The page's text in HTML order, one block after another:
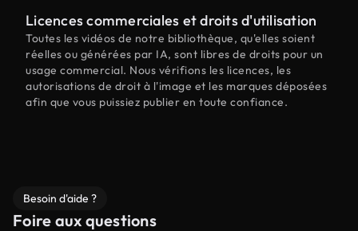
Licences commerciales et droits d'utilisation
Toutes les vidéos de notre bibliothèque, qu'elles soient
réelles ou générées par IA, sont libres de droits pour un
usage commercial. Nous vérifions les licences, les
autorisations de droit à l'image et les marques déposées
afin que vous puissiez publier en toute confiance.
Besoin d'aide ?
Foire aux questions